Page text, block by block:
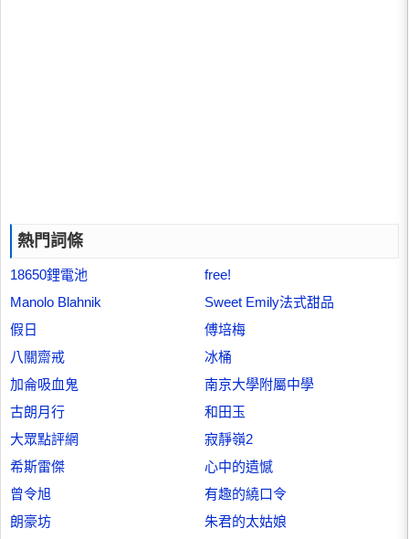
熱門詞條
18650鋰電池
free!
Manolo Blahnik
Sweet Emily法式甜品
假日
傅培梅
八關齋戒
冰桶
加侖吸血鬼
南京大學附屬中學
古朗月行
和田玉
大眾點評網
寂靜嶺2
希斯雷傑
心中的遺憾
曾令旭
有趣的繞口令
朗豪坊
朱君的太姑娘